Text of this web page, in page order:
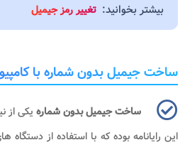
بیشتر بخوانید: تغییر رمز جیمیل
ساخت جیمیل بدون شماره با
ساخت جیمیل بدون شماره یکی از
این رایانامه بوده که با استفاده از